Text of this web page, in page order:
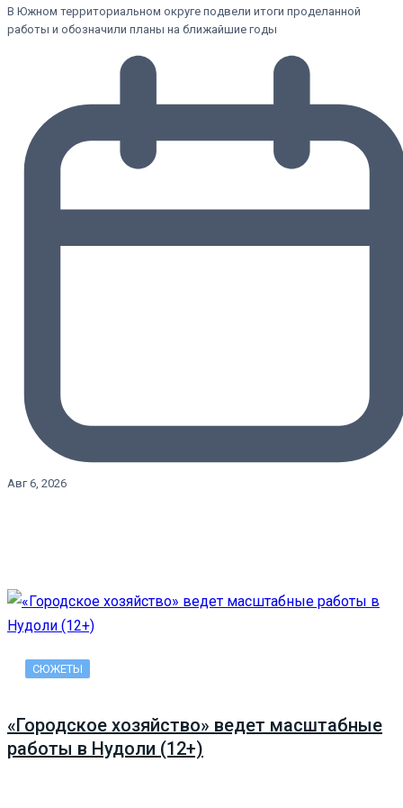
В Южном территориальном округе подвели итоги проделанной
работы и обозначили планы на ближайшие годы
Авг 6, 2026
СЮЖЕТЫ
«Городское хозяйство» ведет масштабные
работы в Нудоли (12+)